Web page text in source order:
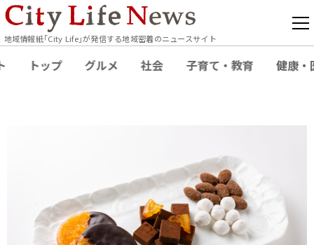
地域情報紙｢City Life｣が発信する地域密着のニュースサイト
トップ グルメ 社会 子育て・教育 健康・